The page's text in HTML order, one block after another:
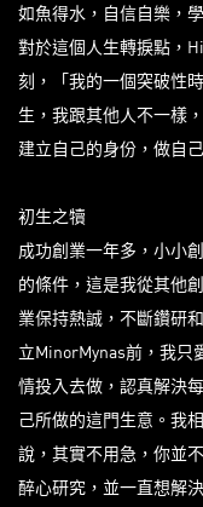
如魚得水，自信自樂，
對於這個人生轉捩點，
刻，「我的一個突破性
生，我跟其他人不一樣
建立自己的身份，做自
初生之犢
成功創業一年多，小小
的條件，這是我從其他
業保持熱誠，不斷鑽研
立MinorMynas前，我
情投入去做，認真解決
己所做的這門生意。我
說，其實不用急，你並
醉心研究，並一直想解